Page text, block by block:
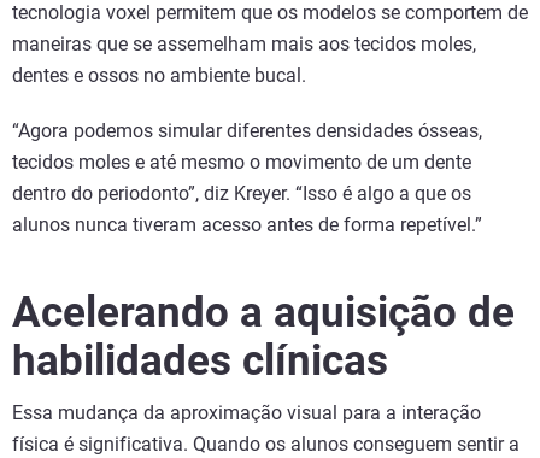
tecnologia voxel permitem que os modelos se comportem de
maneiras que se assemelham mais aos tecidos moles,
dentes e ossos no ambiente bucal.
“Agora podemos simular diferentes densidades ósseas,
tecidos moles e até mesmo o movimento de um dente
dentro do periodonto”, diz Kreyer. “Isso é algo a que os
alunos nunca tiveram acesso antes de forma repetível.”
Acelerando a aquisição de
habilidades clínicas
Essa mudança da aproximação visual para a interação
física é significativa. Quando os alunos conseguem sentir a